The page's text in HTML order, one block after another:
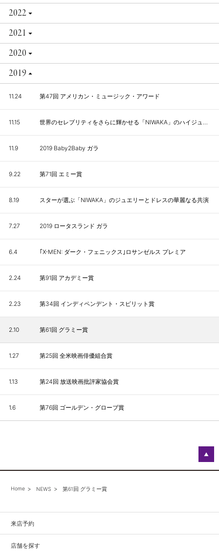
2022
2021
2020
2019
11.24 第47回 アメリカン・ミュージック・アワード
11.15
11.9 2019 Baby2Baby ガラ
9.22 第71回 エミー賞
8.19 スターが選ぶ「NIWAKA」のジュエリーとドレスの華麗なる共演
7.27 2019 ロータスランド ガラ
6.4 ｢X-MEN: ダーク・フェニックス｣ロサンゼルス プレミア
2.24 第91回 アカデミー賞
2.23 第34回 インディペンデント・スピリット賞
2.10 第61回 グラミー賞
1.27 第25回 全米映画俳優組合賞
1.13 第24回 放送映画批評家協会賞
1.6 第76回 ゴールデン・グローブ賞
Home NEWS 第61回 グラミー賞
▲
来店予約
店舗を探す